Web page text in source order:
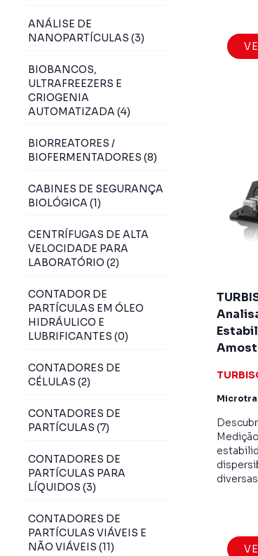
ANÁLISE DE
NANOPARTÍCULAS (3)
BIOBANCOS,
ULTRAFREEZERS E
CRIOGENIA
AUTOMATIZADA (4)
BIORREATORES /
BIOFERMENTADORES (8)
CABINES DE SEGURANÇA
BIOLÓGICA (1)
CENTRÍFUGAS DE ALTA
VELOCIDADE PARA
LABORATÓRIO (2)
CONTADOR DE
PARTÍCULAS EM ÓLEO
HIDRÁULICO E
LUBRIFICANTES (0)
CONTADORES DE
CÉLULAS (2)
CONTADORES DE
PARTÍCULAS (7)
CONTADORES DE
PARTÍCULAS PARA
LÍQUIDOS (3)
CONTADORES DE
PARTÍCULAS VIÁVEIS E
NÃO VIÁVEIS (11)